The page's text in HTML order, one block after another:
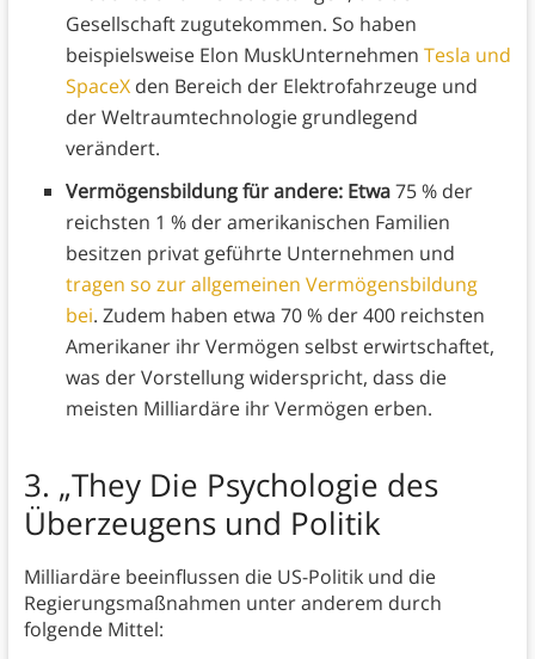
Gesellschaft zugutekommen. So haben
beispielsweise Elon MuskUnternehmen Tesla und
SpaceXden Bereich der Elektrofahrzeuge und
der Weltraumtechnologie grundlegend
verändert.
Vermögensbildung für andere: Etwa75 % der
reichsten 1 % der amerikanischen Familien
besitzen privat geführte Unternehmen und
tragen so zur allgemeinen Vermögensbildung
bei. Zudem haben etwa 70 % der 400 reichsten
Amerikaner ihr Vermögen selbst erwirtschaftet,
was der Vorstellung widerspricht, dass die
meisten Milliardäre ihr Vermögen erben.
3. „They Die Psychologie des
Überzeugens und Politik
Milliardäre beeinflussen die US-Politik und die
Regierungsmaßnahmen unter anderem durch
folgende Mittel: